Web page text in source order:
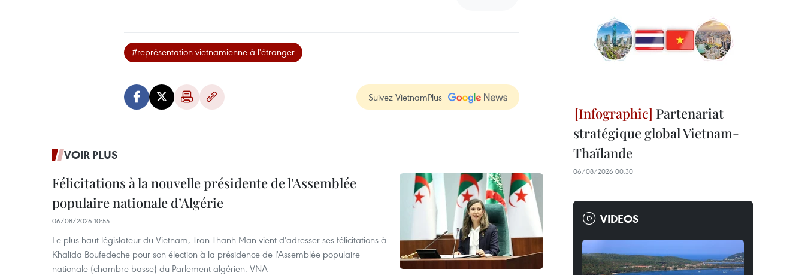
#représentation vietnamienne à l'étranger
Suivez VietnamPlus
VOIR PLUS
Félicitations à la nouvelle présidente de l'Assemblée
populaire nationale d’Algérie
06/08/2026 10:55
Le plus haut législateur du Vietnam, Tran Thanh Man vient d'adresser ses félicitations à
Khalida Boufedeche pour son élection à la présidence de l'Assemblée populaire
nationale (chambre basse) du Parlement algérien.-VNA
Partenariat
stratégique global Vietnam-
Thaïlande
06/08/2026 00:30
VIDEOS